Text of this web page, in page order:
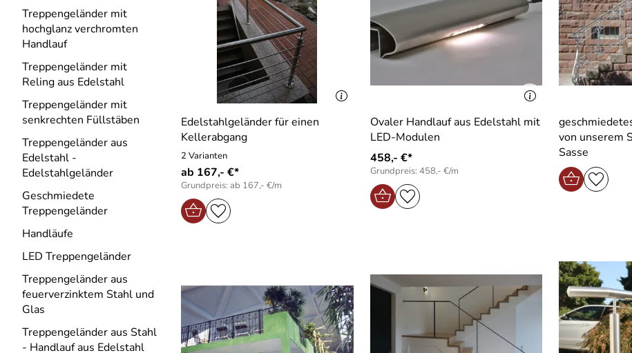
Treppengeländer mit
hochglanz verchromten
Handlauf
Treppengeländer mit
Reling aus Edelstahl
Treppengeländer mit
senkrechten Füllstäben
Treppengeländer aus
Edelstahl -
Edelstahlgeländer
Geschmiedete
Treppengeländer
Handläufe
LED Treppengeländer
Treppengeländer aus
feuerverzinktem Stahl und
Glas
Treppengeländer aus Stahl
- Handlauf aus Edelstahl
Edelstahlgeländer für einen
Kellerabgang
2 Varianten
ab 167,- €*
Grundpreis: ab 167,- €/m
Ovaler Handlauf aus Edelstahl mit
LED-Modulen
458,- €*
Grundpreis: 458,- €/m
von unserem
Sasse